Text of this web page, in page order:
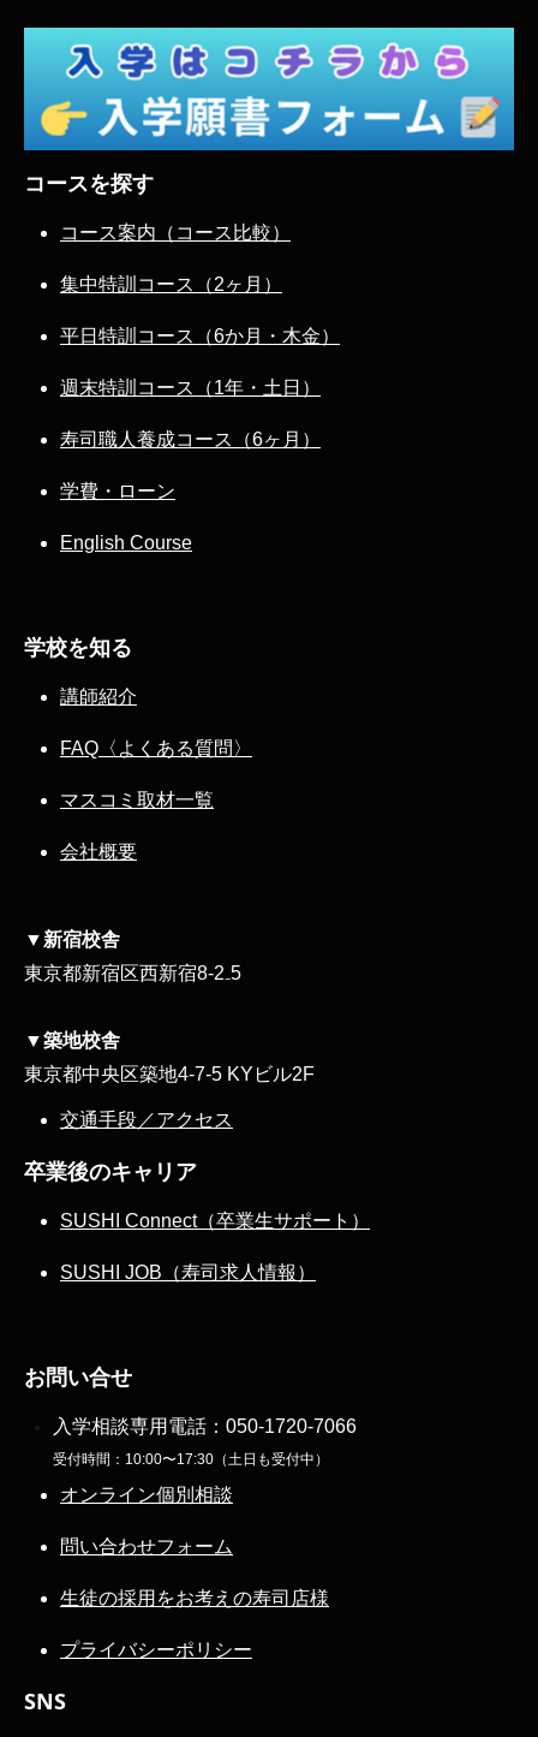
コースを探す
コース案内（コース比較）
集中特訓コース（2ヶ月）
平日特訓コース（6か月・木金）
週末特訓コース（1年・土日）
寿司職人養成コース（6ヶ月）
学費・ローン
English Course
学校を知る
講師紹介
FAQ〈よくある質問〉
マスコミ取材一覧
会社概要
▼新宿校舎
東京都新宿区西新宿8‐2₋5
▼築地校舎
東京都中央区築地4-7-5 KYビル2F
交通手段／アクセス
卒業後のキャリア
SUSHI Connect（卒業生サポート）
SUSHI JOB（寿司求人情報）
お問い合せ
入学相談専用電話： 050-1720-7066
受付時間：10:00〜17:30（土日も受付中）
オンライン個別相談
問い合わせフォーム
生徒の採用をお考えの寿司店様
プライバシーポリシー
SNS